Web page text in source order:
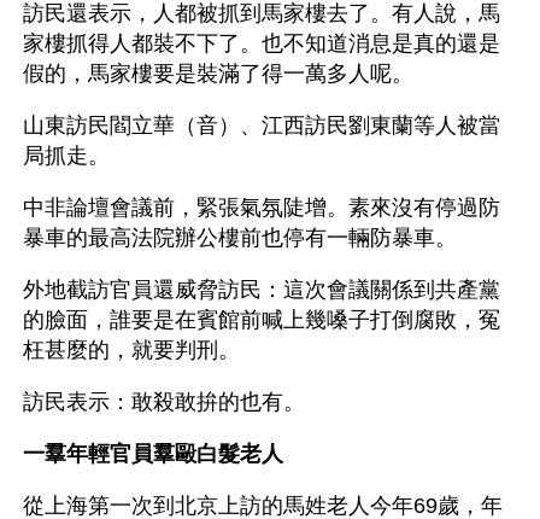
訪民還表示，人都被抓到馬家樓去了。有人說，馬
家樓抓得人都裝不下了。也不知道消息是真的還是
假的，馬家樓要是裝滿了得一萬多人呢。
山東訪民閻立華（音）、江西訪民劉東蘭等人被當
局抓走。
中非論壇會議前，緊張氣氛陡增。素來沒有停過防
暴車的最高法院辦公樓前也停有一輛防暴車。
外地截訪官員還威脅訪民：這次會議關係到共產黨
的臉面，誰要是在賓館前喊上幾嗓子打倒腐敗，冤
枉甚麼的，就要判刑。
訪民表示：敢殺敢拚的也有。
一羣年輕官員羣毆白髮老人
從上海第一次到北京上訪的馬姓老人今年69歲，年